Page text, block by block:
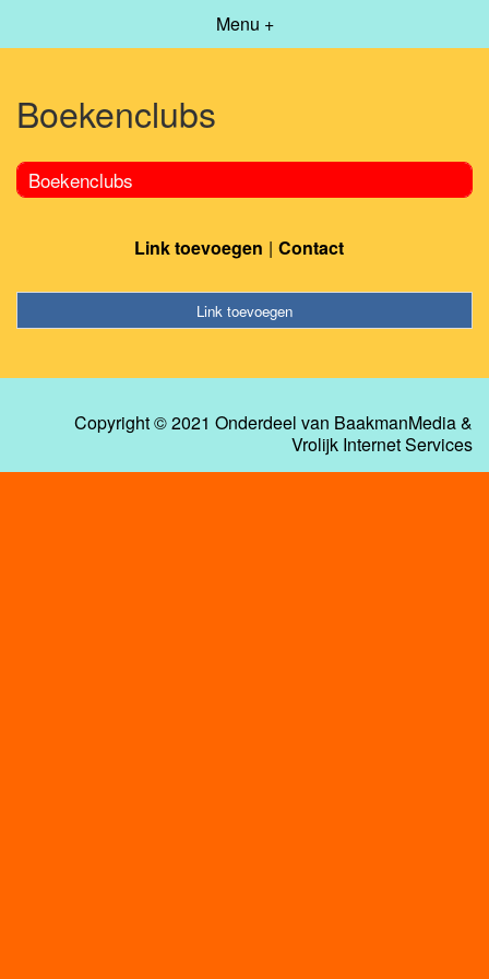
Menu +
Boekenclubs
Boekenclubs
Link toevoegen Contact
Link toevoegen
Copyright © 2021 Onderdeel van BaakmanMedia&
Vrolijk Internet Services